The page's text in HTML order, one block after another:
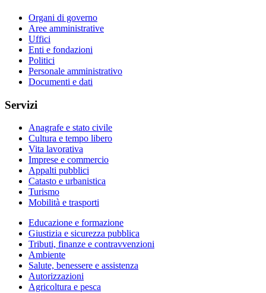
Organi di governo
Aree amministrative
Uffici
Enti e fondazioni
Politici
Personale amministrativo
Documenti e dati
Servizi
Anagrafe e stato civile
Cultura e tempo libero
Vita lavorativa
Imprese e commercio
Appalti pubblici
Catasto e urbanistica
Turismo
Mobilità e trasporti
Educazione e formazione
Giustizia e sicurezza pubblica
Tributi, finanze e contravvenzioni
Ambiente
Salute, benessere e assistenza
Autorizzazioni
Agricoltura e pesca